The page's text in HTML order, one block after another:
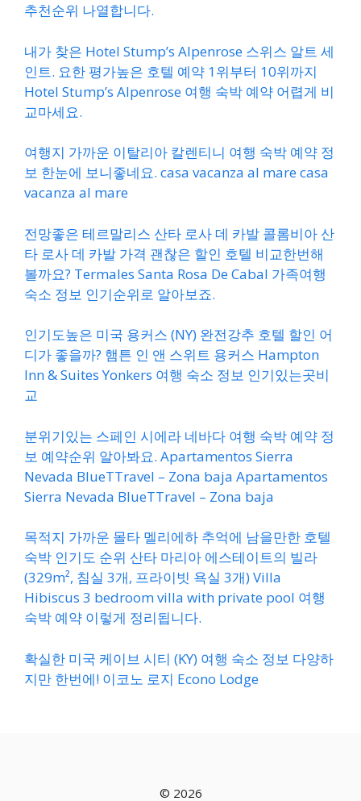
추천순위 나열합니다.
내가 찾은 Hotel Stump’s Alpenrose 스위스 알트 세
인트. 요한 평가높은 호텔 예약 1위부터 10위까지
Hotel Stump’s Alpenrose 여행 숙박 예약 어렵게 비
교마세요.
여행지 가까운 이탈리아 칼렌티니 여행 숙박 예약 정
보 한눈에 보니좋네요. casa vacanza al mare casa
vacanza al mare
전망좋은 테르말리스 산타 로사 데 카발 콜롬비아 산
타 로사 데 카발 가격 괜찮은 할인 호텔 비교한번해
볼까요? Termales Santa Rosa De Cabal 가족여행
숙소 정보 인기순위로 알아보죠.
인기도높은 미국 용커스 (NY) 완전강추 호텔 할인 어
디가 좋을까? 햄튼 인 앤 스위트 용커스 Hampton
Inn & Suites Yonkers 여행 숙소 정보 인기있는곳비
교
분위기있는 스페인 시에라 네바다 여행 숙박 예약 정
보 예약순위 알아봐요. Apartamentos Sierra
Nevada BlueTTravel – Zona baja Apartamentos
Sierra Nevada BlueTTravel – Zona baja
목적지 가까운 몰타 멜리에하 추억에 남을만한 호텔
숙박 인기도 순위 산타 마리아 에스테이트의 빌라
(329m², 침실 3개, 프라이빗 욕실 3개) Villa
Hibiscus 3 bedroom villa with private pool 여행
숙박 예약 이렇게 정리됩니다.
확실한 미국 케이브 시티 (KY) 여행 숙소 정보 다양하
지만 한번에! 이코노 로지 Econo Lodge
© 2026